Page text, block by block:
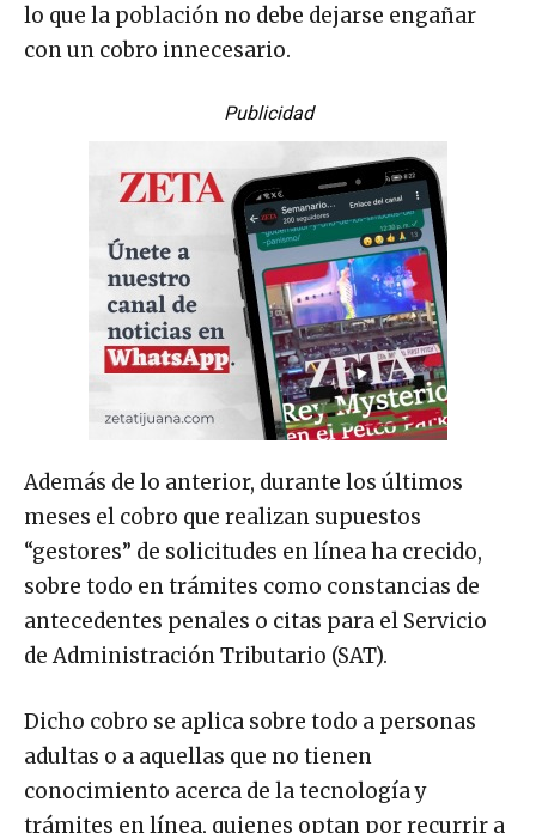
lo que la población no debe dejarse engañar
con un cobro innecesario.
Publicidad
Además de lo anterior, durante los últimos
meses el cobro que realizan supuestos
“gestores” de solicitudes en línea ha crecido,
sobre todo en trámites como constancias de
antecedentes penales o citas para el Servicio
de Administración Tributario (SAT).
Dicho cobro se aplica sobre todo a personas
adultas o a aquellas que no tienen
conocimiento acerca de la tecnología y
trámites en línea, quienes optan por recurrir a